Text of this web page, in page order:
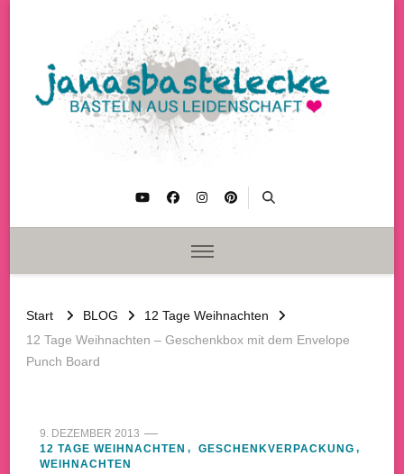
Start BLOG
12 Tage Weihnachten
12 Tage Weihnachten – Geschenkbox mit dem Envelope
Punch Board
9. DEZEMBER 2013
12 TAGE WEIHNACHTEN
GESCHENKVERPACKUNG
WEIHNACHTEN